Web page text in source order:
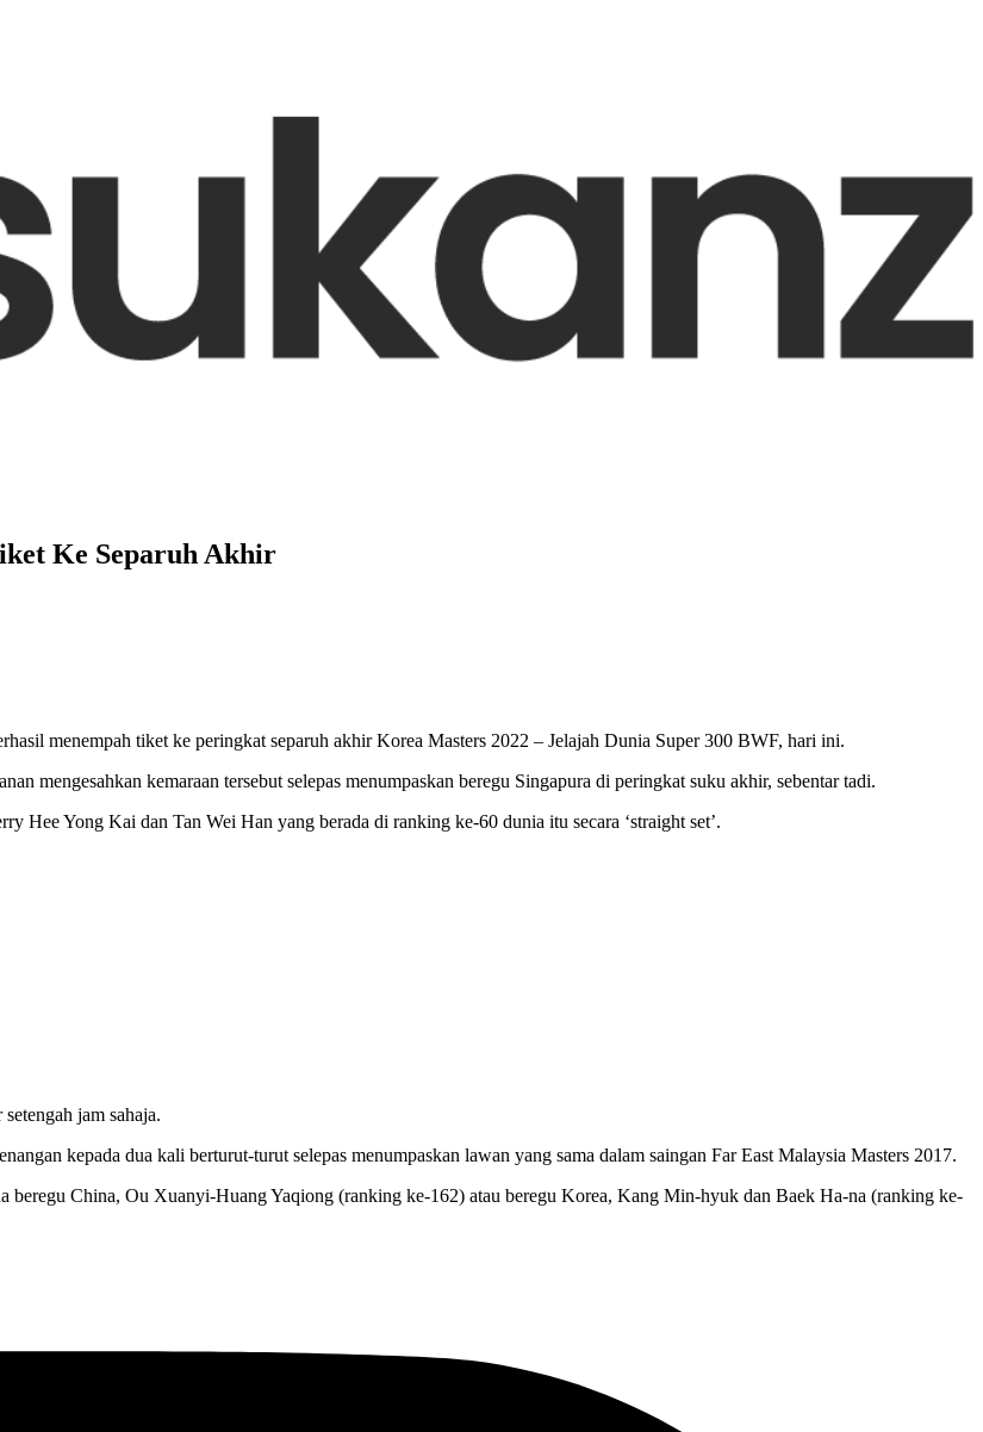
Ke Separuh Akhir
menempah tiket ke peringkat separuh akhir Korea Masters 2022 – Jelajah Dunia Super 300 BWF, hari ini.
mengesahkan kemaraan tersebut selepas menumpaskan beregu Singapura di peringkat suku akhir, sebentar tadi.
Hee Yong Kai dan Tan Wei Han yang berada di ranking ke-60 dunia itu secara ‘straight set’.
jam sahaja.
kepada dua kali berturut-turut selepas menumpaskan lawan yang sama dalam saingan Far East Malaysia Masters 2017.
beregu China, Ou Xuanyi-Huang Yaqiong (ranking ke-162) atau beregu Korea, Kang Min-hyuk dan Baek Ha-na (ranking ke-